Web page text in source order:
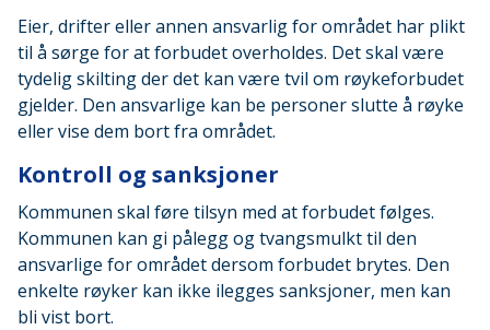
Eier, drifter eller annen ansvarlig for området har plikt
til å sørge for at forbudet overholdes. Det skal være
tydelig skilting der det kan være tvil om røykeforbudet
gjelder. Den ansvarlige kan be personer slutte å røyke
eller vise dem bort fra området.
Kontroll og sanksjoner
Kommunen skal føre tilsyn med at forbudet følges.
Kommunen kan gi pålegg og tvangsmulkt til den
ansvarlige for området dersom forbudet brytes. Den
enkelte røyker kan ikke ilegges sanksjoner, men kan
bli vist bort.